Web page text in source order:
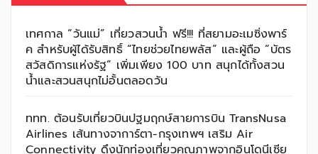
เทศกาล “วันแม่” เที่ยวสวนน้ำ ฟรี!!! ที่สยามอะเมซิ่งพาร์
ค สำหรับผู้ได้รับสิทธิ์ “ไทยช่วยไทยพลัส” และผู้ถือ “บัตร
สวัสดิการแห่งรัฐ” เพิ่มเพียง 100 บาท สนุกได้ทั้งสวน
น้ำและสวนสนุกไม่อั้นตลอดวัน
ททท. ต้อนรับเที่ยวบินปฐมฤกษ์สายการบิน TransNusa
Airlines เส้นทางจาการ์ตา-กรุงเทพฯ เสริม Air
Connectivity ดึงนักท่องเที่ยวคุณภาพจากอินโดนีเซีย